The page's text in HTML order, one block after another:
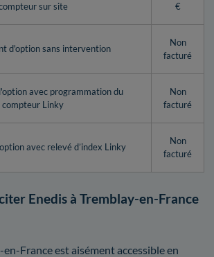
sur site
€
d'option sans intervention
Non
facturé
avec programmation du
compteur Linky
Non
facturé
avec relevé d’index Linky
Non
facturé
Enedis à Tremblay-en-France
en-France est aisément accessible en